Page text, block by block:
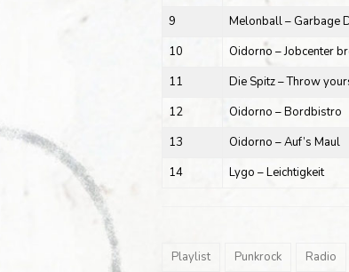
9
Melonball – Garbage
10
Oidorno – Jobcenter
11
Die Spitz – Throw
12
Oidorno – Bordbistro
13
Oidorno – Auf’s Maul
14
Lygo – Leichtigkeit
Playlist Punkrock Radio